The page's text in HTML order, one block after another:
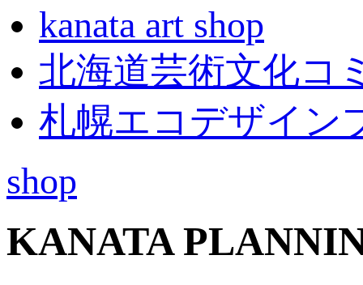
kanata art shop
北海道芸術文化コ
札幌エコデザイン
shop
KANATA